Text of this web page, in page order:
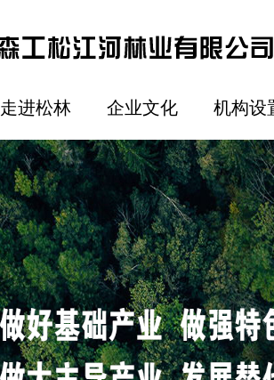
走进松林 企业文化 机构设